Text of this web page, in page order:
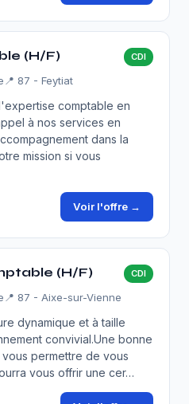
(H/F) CDI
📍 87 - Feytiat
comptable en
à nos services en
dans la
mission si vous
Voir l'offre →
(H/F) CDI
📍 87 - Aixe-sur-Vienne
dynamique et à taille
convivial.Une bonne
permettre de vous
vous offrir une cer…